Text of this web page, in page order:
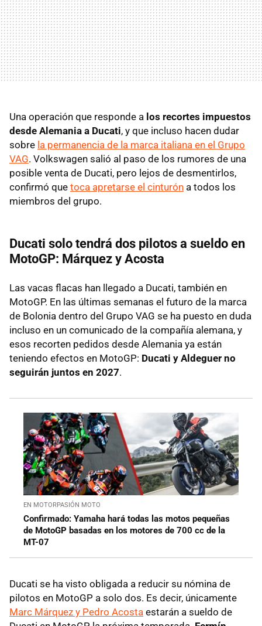
Una operación que responde a los recortes impuestos
desde Alemania a Ducati, y que incluso hacen dudar
sobre la permanencia de la marca italiana en el Grupo
VAG. Volkswagen salió al paso de los rumores de una
posible venta de Ducati, pero lejos de desmentirlos,
confirmó que toca apretarse el cinturón a todos los
miembros del grupo.
Ducati solo tendrá dos pilotos a sueldo en
MotoGP: Márquez y Acosta
Las vacas flacas han llegado a Ducati, también en
MotoGP. En las últimas semanas el futuro de la marca
de Bolonia dentro del Grupo VAG se ha puesto en duda
incluso en un comunicado de la compañía alemana, y
esos recorten pedidos desde Alemania ya están
teniendo efectos en MotoGP: Ducati y Aldeguer no
seguirán juntos en 2027.
EN MOTORPASIÓN MOTO
Confirmado: Yamaha hará todas las motos pequeñas
de MotoGP basadas en los motores de 700 cc de la
MT-07
Ducati se ha visto obligada a reducir su nómina de
pilotos en MotoGP a solo dos. Es decir, únicamente
Marc Márquez y Pedro Acosta estarán a sueldo de